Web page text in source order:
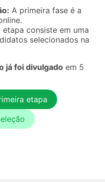
A primeira fase é a
etapa consiste em uma
selecionados na
já foi divulgado em 5
etapa